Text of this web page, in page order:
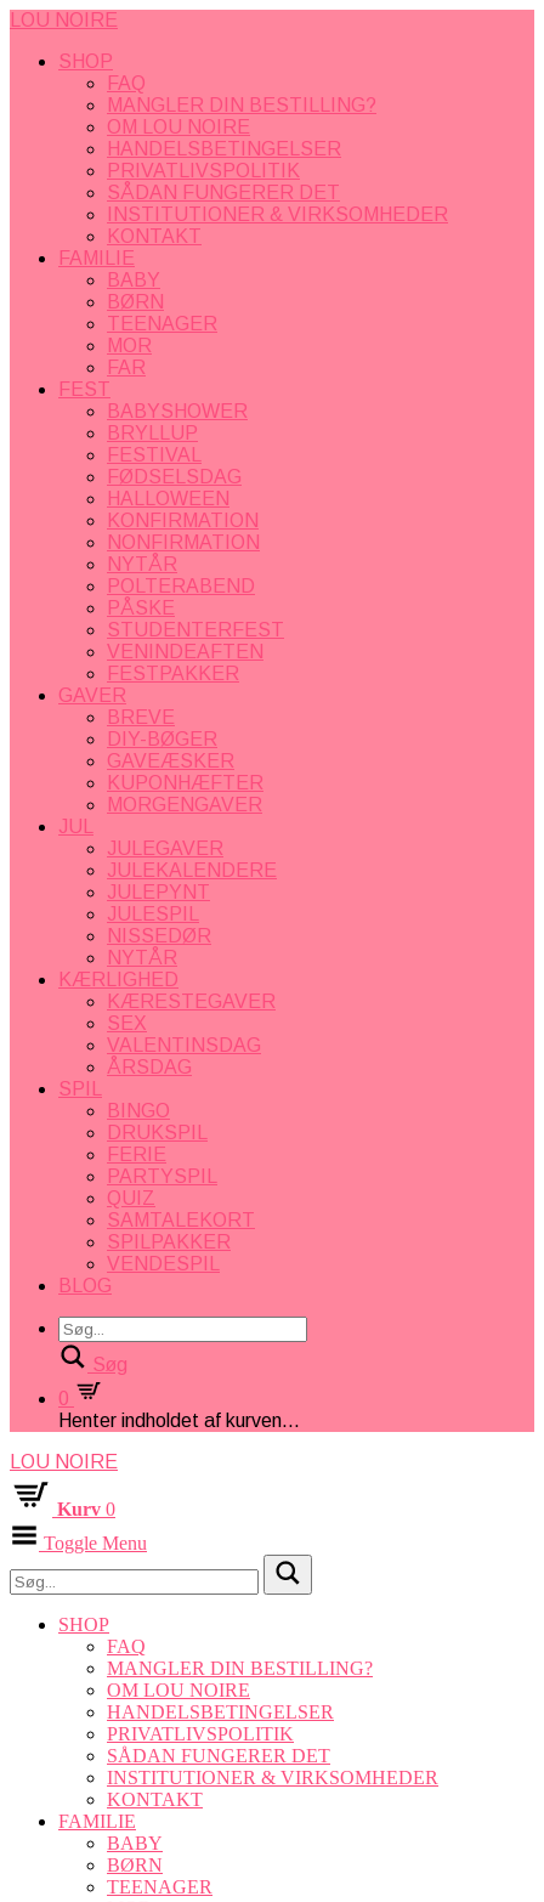
LOU NOIRE
SHOP
FAQ
MANGLER DIN BESTILLING?
OM LOU NOIRE
HANDELSBETINGELSER
PRIVATLIVSPOLITIK
SÅDAN FUNGERER DET
INSTITUTIONER & VIRKSOMHEDER
KONTAKT
FAMILIE
BABY
BØRN
TEENAGER
MOR
FAR
FEST
BABYSHOWER
BRYLLUP
FESTIVAL
FØDSELSDAG
HALLOWEEN
KONFIRMATION
NONFIRMATION
NYTÅR
POLTERABEND
PÅSKE
STUDENTERFEST
VENINDEAFTEN
FESTPAKKER
GAVER
BREVE
DIY-BØGER
GAVEÆSKER
KUPONHÆFTER
MORGENGAVER
JUL
JULEGAVER
JULEKALENDERE
JULEPYNT
JULESPIL
NISSEDØR
NYTÅR
KÆRLIGHED
KÆRESTEGAVER
SEX
VALENTINSDAG
ÅRSDAG
SPIL
BINGO
DRUKSPIL
FERIE
PARTYSPIL
QUIZ
SAMTALEKORT
SPILPAKKER
VENDESPIL
BLOG
Søg
0
Henter indholdet af kurven...
LOU NOIRE
Kurv 0
Toggle Menu
SHOP
FAQ
MANGLER DIN BESTILLING?
OM LOU NOIRE
HANDELSBETINGELSER
PRIVATLIVSPOLITIK
SÅDAN FUNGERER DET
INSTITUTIONER & VIRKSOMHEDER
KONTAKT
FAMILIE
BABY
BØRN
TEENAGER